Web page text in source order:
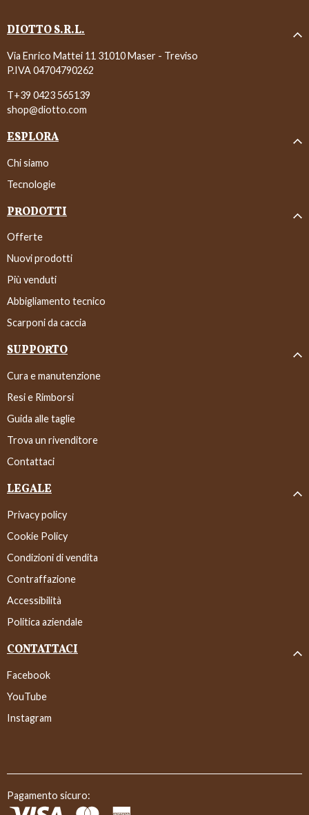
DIOTTO S.R.L.
Via Enrico Mattei 11 31010 Maser - Treviso
P.IVA 04704790262
T+39 0423 565139
shop@diotto.com
ESPLORA
Chi siamo
Tecnologie
PRODOTTI
Offerte
Nuovi prodotti
Più venduti
Abbigliamento tecnico
Scarponi da caccia
SUPPORTO
Cura e manutenzione
Resi e Rimborsi
Guida alle taglie
Trova un rivenditore
Contattaci
LEGALE
Privacy policy
Cookie Policy
Condizioni di vendita
Contraffazione
Accessibilità
Politica aziendale
CONTATTACI
Facebook
YouTube
Instagram
Pagamento sicuro: